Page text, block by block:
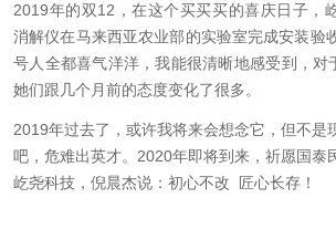
2019年的双12 ，在这个买买买的喜庆日子，
消解仪在马来西亚农业部的实验室完成安装验
号人全都喜气洋洋，我能很清晰地感受到，对
她们跟几个月前的态度变化了很多。
2019年过去了，或许我将来会想念它，但不是
吧，危难出英才。 2020年即将到来，祈愿国泰
屹尧科技，倪晨杰说：初心不改
匠心长存！